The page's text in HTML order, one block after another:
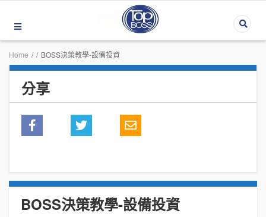
Home / / BOSS決策教學-設備投資
分享
BOSS決策教學-設備投資